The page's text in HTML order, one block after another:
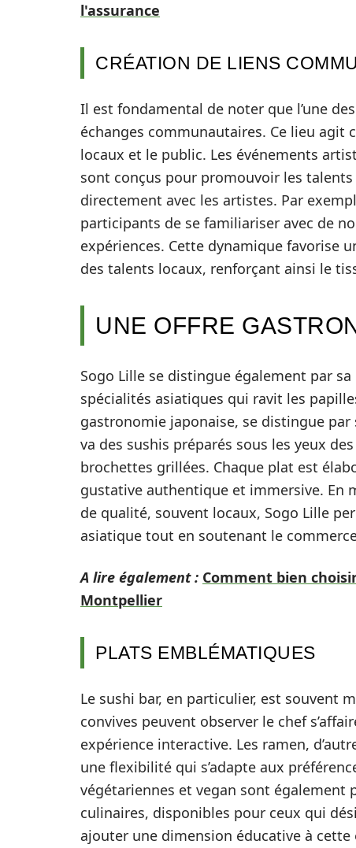
l'assurance
CRÉATION DE LIENS
Il est fondamental de noter que l’une
échanges communautaires. Ce lieu
locaux et le public. Les événements
sont conçus pour promouvoir les
directement avec les artistes. Par
participants de se familiariser avec de
expériences. Cette dynamique favorise
des talents locaux, renforçant ainsi le
UNE OFFRE
Sogo Lille se distingue également par
spécialités asiatiques qui ravit les
gastronomie japonaise, se distingue
va des sushis préparés sous les yeux
brochettes grillées. Chaque plat est
gustative authentique et immersive. En
de qualité, souvent locaux, Sogo Lille
asiatique tout en soutenant le
A lire également : Comment bien
Montpellier
PLATS EMBLÉMATIQUES
Le sushi bar, en particulier, est souvent
convives peuvent observer le chef
expérience interactive. Les ramen,
une flexibilité qui s’adapte aux
végétariennes et vegan sont également
culinaires, disponibles pour ceux qui
ajouter une dimension éducative à